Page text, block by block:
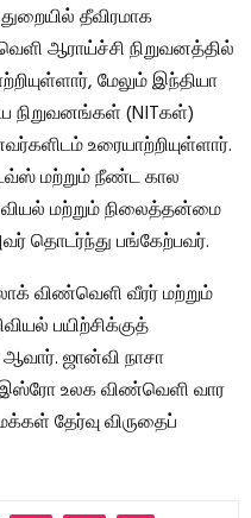
தீவிரமாக
ஆராய்ச்சி நிறுவனத்தில்
மேலும் இந்தியா
நிறுவனங்கள் (NITகள்)
உரையாற்றியுள்ளார்.
மற்றும் நீண்ட கால
மற்றும் நிலைத்தன்மை
தொடர்ந்து பங்கேற்பவர்.
விண்வெளி வீரர் மற்றும்
பயிற்சிக்குத்
ஜான்வி நாசா
உலக விண்வெளி வார
தேர்வு விருதைப்